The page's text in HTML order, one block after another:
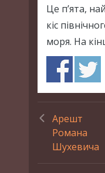
Це п’ята,
кіс
моря. На
Арешт
Романа
Шухевича